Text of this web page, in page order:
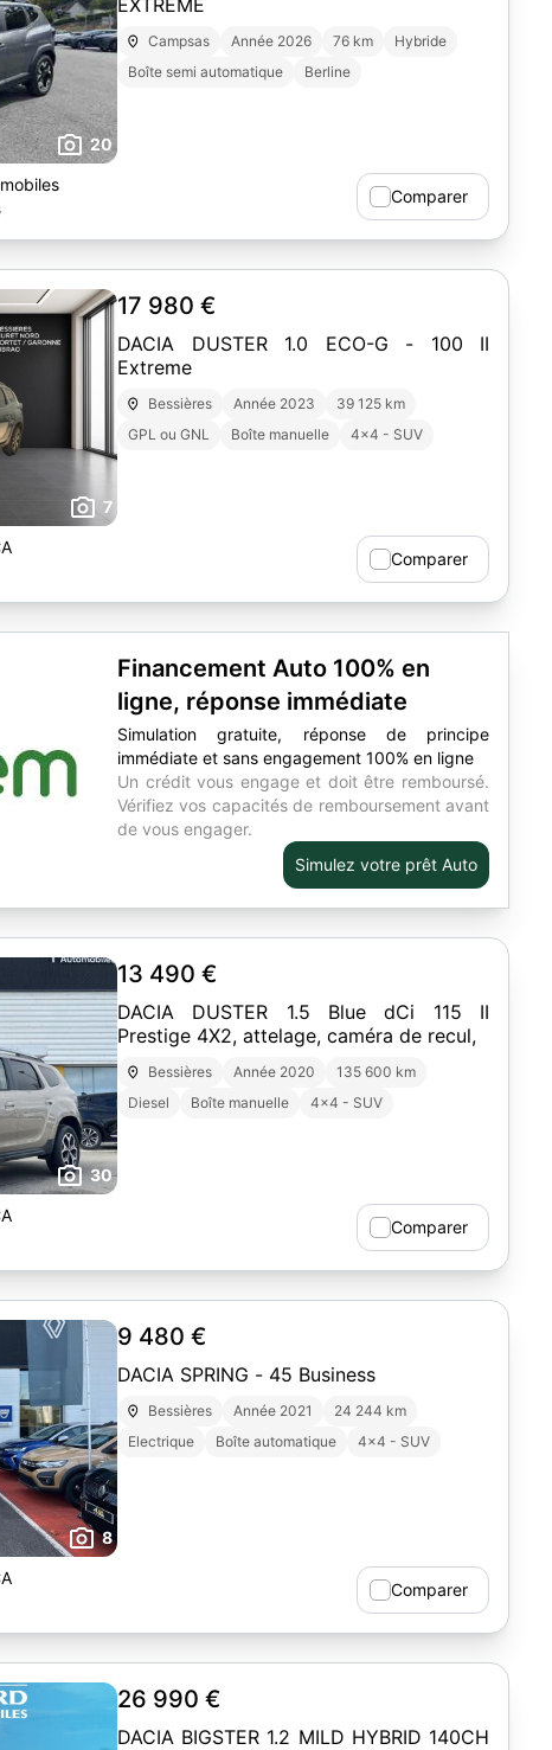
20
EXTREME
Campsas Année 2026 76 km
Hybride
Boîte semi automatique
Berline
Comparer
7
17 980 €
DACIA DUSTER 1.0 ECO-G - 100 II
Extreme
Bessières Année 2023
39 125 km
GPL ou GNL
Boîte manuelle 4x4 - SUV
Comparer
Financement Auto 100% en
ligne, réponse immédiate
Simulation gratuite, réponse de principe
immédiate et sans engagement 100% en ligne
Un crédit vous engage et doit être remboursé.
Vérifiez vos capacités de remboursement avant
de vous engager.
Simulez votre prêt Auto
30
13 490 €
DACIA DUSTER 1.5 Blue dCi 115 II
Prestige 4X2, attelage, caméra de recul,
Bessières Année 2020
135 600 km
Diesel
Boîte manuelle 4x4 - SUV
Comparer
8
9 480 €
DACIA SPRING - 45 Business
Bessières Année 2021
24 244 km
Electrique
Boîte automatique 4x4 - SUV
Comparer
26 990 €
DACIA BIGSTER 1.2 MILD HYBRID 140CH